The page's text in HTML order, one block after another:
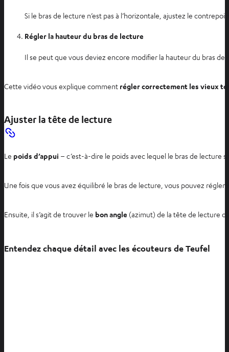
Si le bras de lecture n’est pas à l’horizontale, ajustez le
Régler la hauteur du bras de lecture
Il se peut que vous deviez encore modifier la hauteur du bras
Cette vidéo vous explique comment régler correctement les vieux
Ajuster la tête de lecture
Le poids d’appui – c’est-à-dire le poids avec lequel le bras de lecture
Une fois que vous avez équilibré le bras de lecture, vous pouvez
Ensuite, il s’agit de trouver le bon angle (azimut) de la tête de lecture
Entendez chaque détail avec les écouteurs de Teufel